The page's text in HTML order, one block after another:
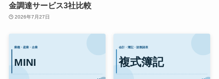
金調達サービス3社比較
2026年7月27日